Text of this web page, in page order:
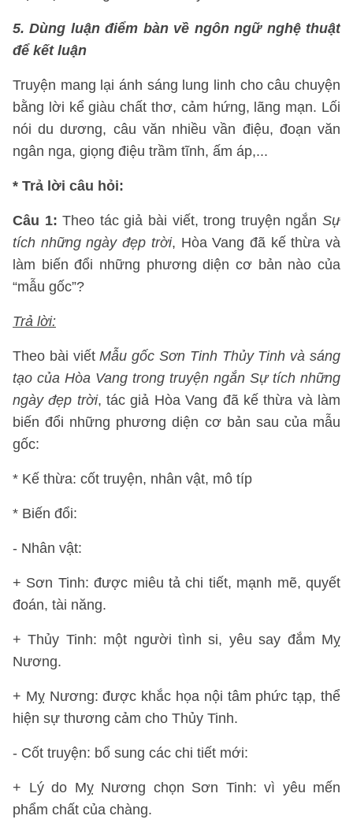
5. Dùng luận điểm bàn về ngôn ngữ nghệ thuật
để kết luận
Truyện mang lại ánh sáng lung linh cho câu chuyện
bằng lời kể giàu chất thơ, cảm hứng, lãng mạn. Lối
nói du dương, câu văn nhiều vần điệu, đoạn văn
ngân nga, giọng điệu trầm tĩnh, ấm áp,...
* Trả lời câu hỏi:
Câu 1: Theo tác giả bài viết, trong truyện ngắnSự
tích những ngày đẹp trời, Hòa Vang đã kế thừa và
làm biến đổi những phương diện cơ bản nào của
“mẫu gốc”?
Trả lời:
Theo bài viếtMẫu gốc Sơn Tinh Thủy Tinh và sáng
tạo của Hòa Vang trong truyện ngắn Sự tích những
ngày đẹp trời, tác giả Hòa Vang đã kế thừa và làm
biến đổi những phương diện cơ bản sau của mẫu
gốc:
* Kế thừa: cốt truyện, nhân vật, mô típ
* Biến đổi:
- Nhân vật:
+ Sơn Tinh: được miêu tả chi tiết, mạnh mẽ, quyết
đoán, tài năng.
+ Thủy Tinh: một người tình si, yêu say đắm Mỵ
Nương.
+ Mỵ Nương: được khắc họa nội tâm phức tạp, thể
hiện sự thương cảm cho Thủy Tinh.
- Cốt truyện: bổ sung các chi tiết mới:
+ Lý do Mỵ Nương chọn Sơn Tinh: vì yêu mến
phẩm chất của chàng.